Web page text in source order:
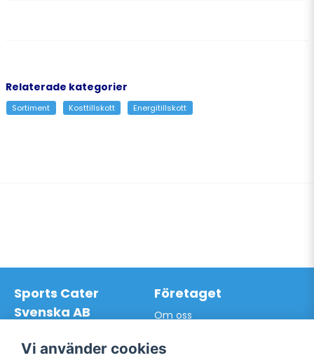
Relaterade kategorier
Sortiment Kosttillskott Energitillskott
Sports Cater
Svenska AB
145 63 Norsborg
Org.nr: 559024-7762
Företaget
Om oss
Vår vision
Vi använder cookies